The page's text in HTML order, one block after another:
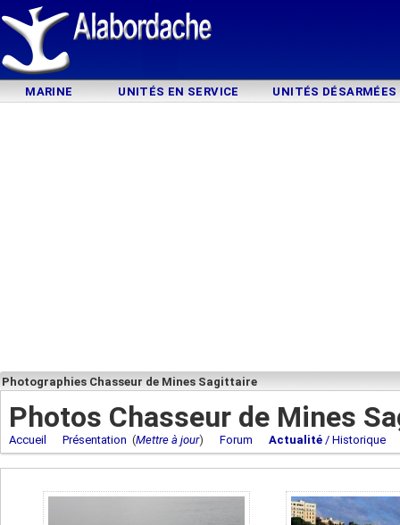
MARINE UNITÉS EN SERVICE UNITÉS DÉSARMÉES
Photographies Chasseur de Mines Sagittaire
Photos Chasseur de Mines
Accueil Présentation (Mettre à jour) Forum Actualité / Historique